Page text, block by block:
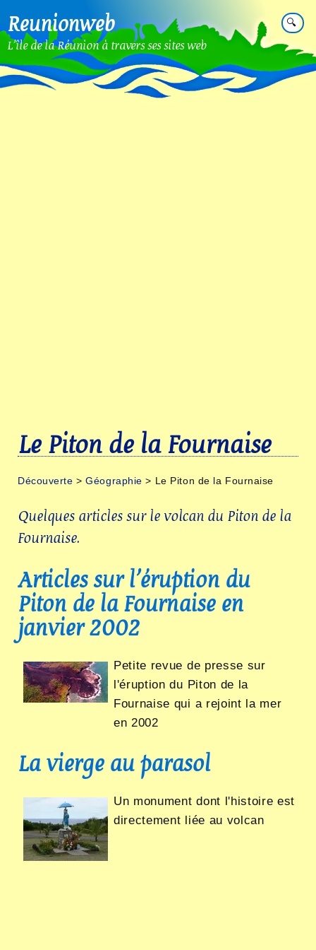
Reunionweb
L'île de la Réunion à travers ses sites web
🔍
Le Piton de la Fournaise
Découverte >Géographie > Le Piton de la Fournaise
Quelques articles sur le volcan du Piton de la
Fournaise.
Articles sur l'éruption du
Piton de la Fournaise en
janvier 2002
Petite revue de presse sur
l'éruption du Piton de la
Fournaise qui a rejoint la mer
en 2002
La vierge au parasol
Un monument dont l'histoire est
directement liée au volcan